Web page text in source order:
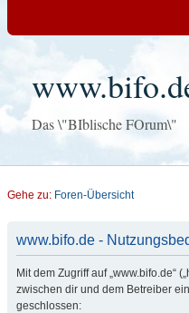
Das \"BIblische FOrum\"
Gehe zu: Foren-Übersicht
www.bifo.de -
Mit dem Zugriff auf „www.bifo.de“
zwischen dir und dem Betreiber
geschlossen: